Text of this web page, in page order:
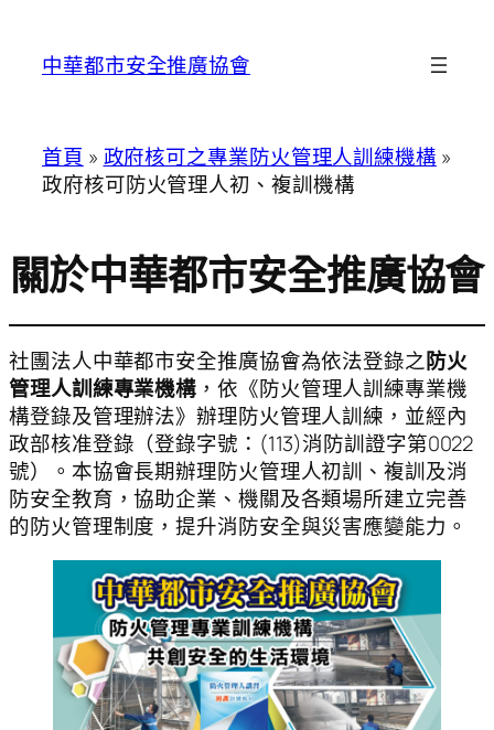
中華都市安全推廣協會
首頁 » 政府核可之專業防火管理人訓練機構 »
政府核可防火管理人初、複訓機構
關於中華都市安全推廣協會
社團法人中華都市安全推廣協會為依法登錄之防火
管理人訓練專業機構 ，依《防火管理人訓練專業機
構登錄及管理辦法》辦理防火管理人訓練，並經內
政部核准登錄（登錄字號：(113)消防訓證字第0022
號）。本協會長期辦理防火管理人初訓、複訓及消
防安全教育，協助企業、機關及各類場所建立完善
的防火管理制度，提升消防安全與災害應變能力。